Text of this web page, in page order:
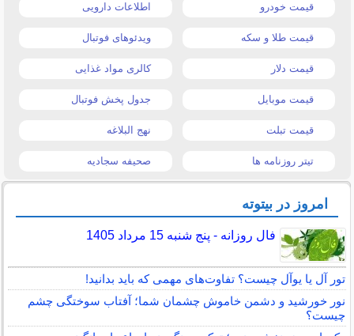
قیمت خودرو اطلاعات دارویی
قیمت طلا و سکه ویدئوهای فوتبال
قیمت دلار کالری مواد غذایی
قیمت موبایل جدول پخش فوتبال
قیمت تبلت نهج البلاغه
تیتر روزنامه ها صحیفه سجادیه
امروز در بیتوته
فال روزانه - پنج شنبه 15 مرداد 1405
تور آل یا یوآل چیست؟ تفاوت‌های مهمی که باید بدانید!
نور خورشید و دشمن خاموش چشمان شما؛ آفتاب سوختگی چشم
چیست؟